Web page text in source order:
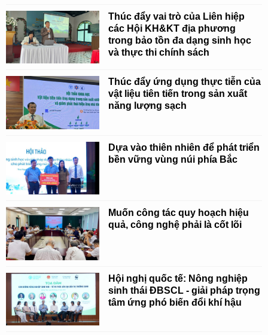
Thúc đẩy vai trò của Liên hiệp
các Hội KH&KT địa phương
trong bảo tồn đa dạng sinh học
và thực thi chính sách
Thúc đẩy ứng dụng thực tiễn của
vật liệu tiên tiến trong sản xuất
năng lượng sạch
Dựa vào thiên nhiên để phát triển
bền vững vùng núi phía Bắc
Muốn công tác quy hoạch hiệu
quả, công nghệ phải là cốt lõi
Hội nghị quốc tế: Nông nghiệp
sinh thái ĐBSCL - giải pháp trọng
tâm ứng phó biến đổi khí hậu